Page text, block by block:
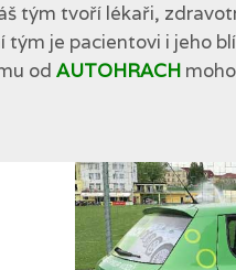
tým tvoří lékaři,
tým je pacientovi i jeho
od AUTOHRACH